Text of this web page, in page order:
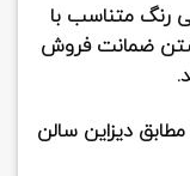
رنگ متناسب با
ضمانت فروش
دیزاین سالن